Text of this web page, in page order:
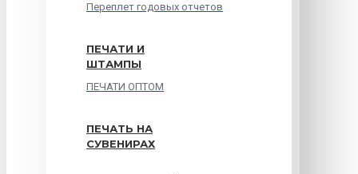
Переплет годовых отчетов
ПЕЧАТИ И
ШТАМПЫ
ПЕЧАТИ ОПТОМ
ПЕЧАТЬ НА
СУВЕНИРАХ